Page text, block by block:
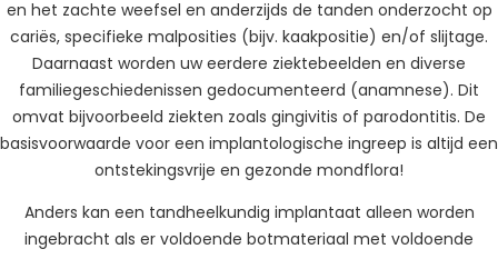
en het zachte weefsel en anderzijds de tanden onderzocht op
cariës, specifieke malposities (bijv. kaakpositie) en/of slijtage.
Daarnaast worden uw eerdere ziektebeelden en diverse
familiegeschiedenissen gedocumenteerd (anamnese). Dit
omvat bijvoorbeeld ziekten zoals gingivitis of parodontitis. De
basisvoorwaarde voor een implantologische ingreep is altijd een
ontstekingsvrije en gezonde mondflora!
Anders kan een tandheelkundig implantaat alleen worden
ingebracht als er voldoende botmateriaal met voldoende